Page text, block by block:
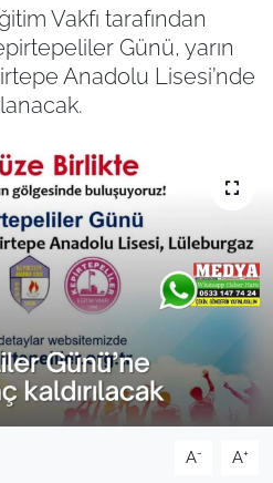
Vakfı tarafından
Günü, yarın
Anadolu Lisesi’nde
A- A+